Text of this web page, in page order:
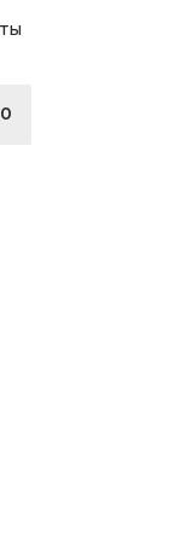
0